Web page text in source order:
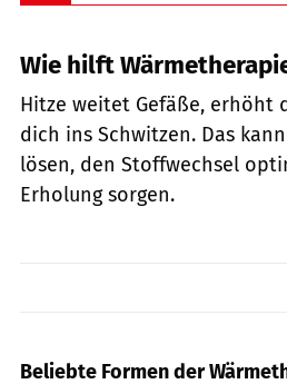
Wie hilft
Hitze weitet Gefäße, erhöht
dich ins Schwitzen. Das
lösen, den Stoffwechsel
Erholung sorgen.
Beliebte Formen der